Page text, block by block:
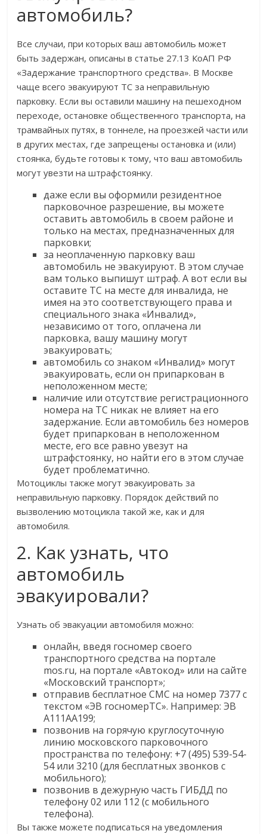
автомобиль?
Все случаи, при которых ваш автомобиль может
быть задержан, описаны в статье 27.13 КоАП РФ
«Задержание транспортного средства». В Москве
чаще всего эвакуируют ТС за неправильную
парковку. Если вы оставили машину на пешеходном
переходе, остановке общественного транспорта, на
трамвайных путях, в тоннеле, на проезжей части или
в других местах, где запрещены остановка и (или)
стоянка, будьте готовы к тому, что ваш автомобиль
могут увезти на штрафстоянку.
даже если вы оформили резидентное
парковочное разрешение, вы можете
оставить автомобиль в своем районе и
только на местах, предназначенных для
парковки;
за неоплаченную парковку ваш
автомобиль не эвакуируют. В этом случае
вам только выпишут штраф. А вот если вы
оставите ТС на месте для инвалида, не
имея на это соответствующего права и
специального знака «Инвалид»,
независимо от того, оплачена ли
парковка, вашу машину могут
эвакуировать;
автомобиль со знаком «Инвалид» могут
эвакуировать, если он припаркован в
неположенном месте;
наличие или отсутствие регистрационного
номера на ТС никак не влияет на его
задержание. Если автомобиль без номеров
будет припаркован в неположенном
месте, его все равно увезут на
штрафстоянку, но найти его в этом случае
будет проблематично.
Мотоциклы также могут эвакуировать за
неправильную парковку. Порядок действий по
вызволению мотоцикла такой же, как и для
автомобиля.
2. Как узнать, что
автомобиль
эвакуировали?
Узнать об эвакуации автомобиля можно:
онлайн, введя госномер своего
транспортного средства на портале
mos.ru, на портале «Автокод» или на сайте
«Московский транспорт»;
отправив бесплатное СМС на номер 7377 с
текстом «ЭВ госномерТС». Например: ЭВ
А111АА199;
позвонив на горячую круглосуточную
линию московского парковочного
пространства по телефону: +7 (495) 539-54-
54 или 3210 (для бесплатных звонков с
мобильного);
позвонив в дежурную часть ГИБДД по
телефону 02 или 112 (с мобильного
телефона).
Вы также можете подписаться на уведомления